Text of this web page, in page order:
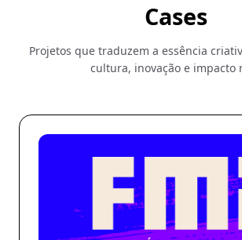
Cases
Projetos que traduzem a essência
cultura, inovação e impacto